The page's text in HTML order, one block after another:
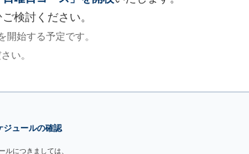
検討ください。
始する予定です。
い。
ュールの確認
につきましては、